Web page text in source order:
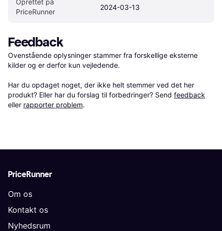
PriceRunner
2024-03-13
Feedback
Ovenstående oplysninger stammer fra forskellige eksterne
kilder og er derfor kun vejledende.
Har du opdaget noget, der ikke helt stemmer ved det her
produkt? Eller har du forslag til forbedringer? Send feedback
eller rapporter problem.
PriceRunner
Om os
Kontakt os
Nyhedsrum